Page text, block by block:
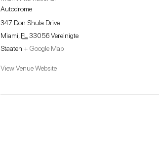
Autodrome
347 Don Shula Drive
Miami, FL33056Vereinigte
Staaten + Google Map
View Venue Website